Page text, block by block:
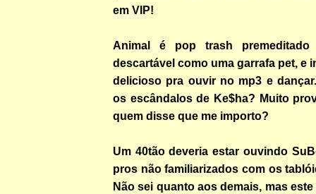
em VIP!
Animal é pop trash
descartável como uma garrafa pet, e
delicioso pra ouvir no mp3 e
os escândalos de Ke$ha? Muito
quem disse que me importo?
Um 40tão deveria estar ouvindo
pros não familiarizados com os
Não sei quanto aos demais, mas